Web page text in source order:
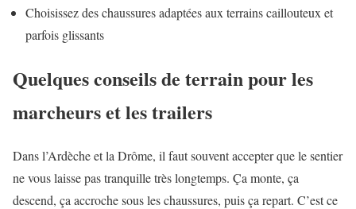
Choisissez des chaussures adaptées aux terrains caillouteux et
parfois glissants
Quelques conseils de terrain pour les
marcheurs et les trailers
Dans l’Ardèche et la Drôme, il faut souvent accepter que le sentier
ne vous laisse pas tranquille très longtemps. Ça monte, ça
descend, ça accroche sous les chaussures, puis ça repart. C’est ce